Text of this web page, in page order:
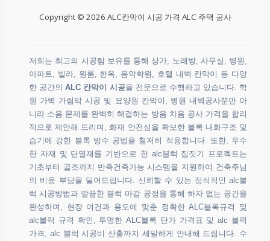
Copyright © 2026 ALC칸막이 시공 가격 ALC 주택 공사
저희는 최고의 시공팀 보유를 통해 상가, 노래방, 사무실, 병원,
아파트, 빌라, 원룸, 한옥, 음악학원, 호텔 내벽 칸막이 등 다양
한 공간의ALC 칸막이 시공을 전문으로 수행하고 있습니다. 학
원 가벽 가림막 시공 및 요양원 칸막이, 병원 내벽공사뿐만 아
니라 소음 문제를 완벽히 해결하는 방음 차음 공사 가격을 합리
적으로 제안해 드리며, 화재 안전성을 확보한 블록 내화구조 및
습기에 강한 블록 방수 공법을 철저히 적용합니다. 또한, 우수
한 자재 및 단열재를 기반으로 한 alc블럭 집짓기 프로젝트는
기초부터 골조까지 반축건축가능 시스템을 지원하여 건축주님
의 비용 부담을 덜어드립니다. 신뢰할 수 있는 정석적인 alc블
럭 시공방법과 깔끔한 블럭 마감 공정을 통해 하자 없는 공간을
완성하며, 현장 여건과 용도에 맞춘 정확한 ALC블록규격 및
alc블럭 규격 확인, 투명한 ALC블록 단가 가격표 및 alc 블럭
가격, alc 블럭 시공비 산출까지 세밀하게 안내해 드립니다. 수